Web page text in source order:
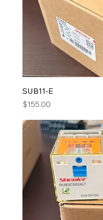
SUB11-E
Precio
$155.00